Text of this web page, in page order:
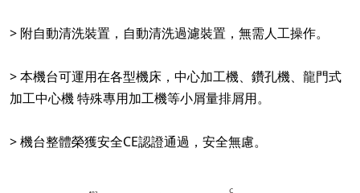
> 附自動清洗裝置，自動清洗過濾裝置，無需人工操作。
> 本機台可運用在各型機床，中心加工機、鑽孔機、龍門式
加工中心機 特殊專用加工機等小屑量排屑用。
> 機台整體榮獲安全CE認證通過，安全無慮。